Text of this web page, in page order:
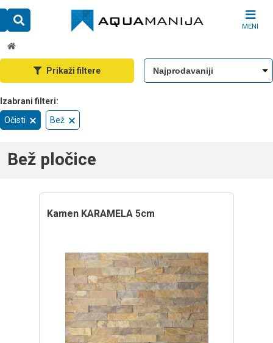
content
MENI
Prikaži filtere
Očisti Bež
Bež pločice
kamen KARAMELA 5cm